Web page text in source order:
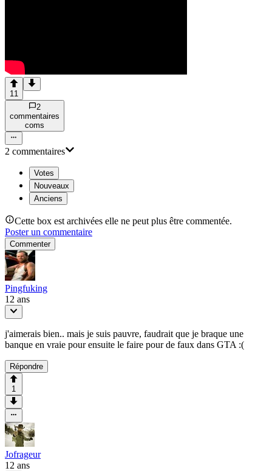
11
2
commentaires
coms
2 commentaires
Votes
Nouveaux
Anciens
Cette box est archivées elle ne peut plus être commentée.
Poster un commentaire
Commenter
Pingfuking
12 ans
j'aimerais bien.. mais je suis pauvre, faudrait que je braque une
banque en vraie pour ensuite le faire pour de faux dans GTA :(
Répondre
1
Jofrageur
12 ans